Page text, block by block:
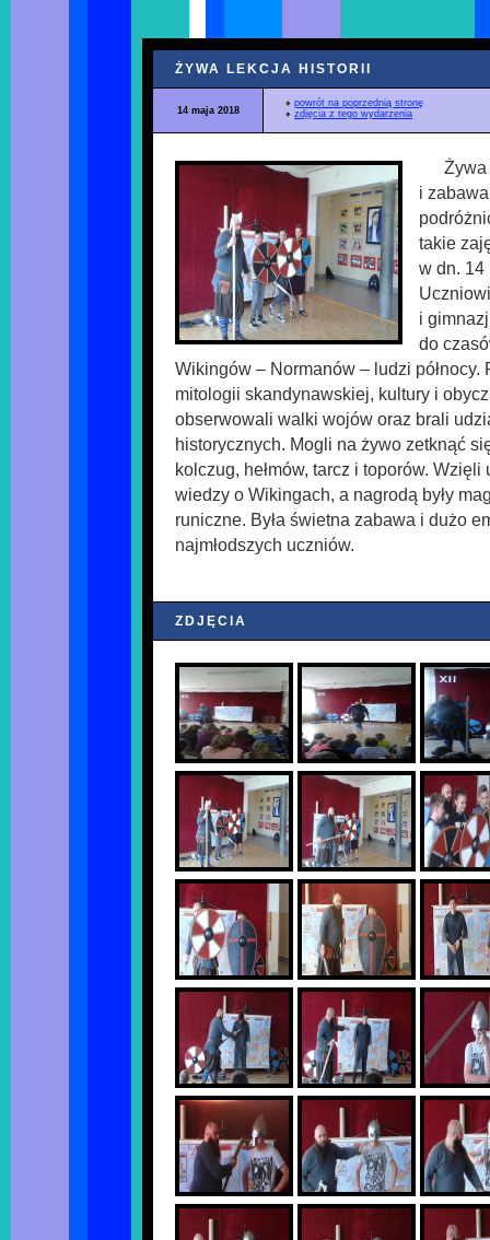
ŻYWA LEKCJA HISTORII
14 maja 2018
♦ powrót na poprzednią stronę
♦ zdjęcia z tego wydarzenia
Żywa
i
takie
w dn. 14
i
do
Wikingów – Normanów – ludzi północy.
mitologii skandynawskiej, kultury i
obserwowali walki wojów oraz brali
historycznych. Mogli na żywo zetknąć
kolczug, hełmów, tarcz i toporów. Wzięli
wiedzy o Wikingach, a nagrodą były
runiczne. Była świetna zabawa i dużo
najmłodszych uczniów.
ZDJĘCIA